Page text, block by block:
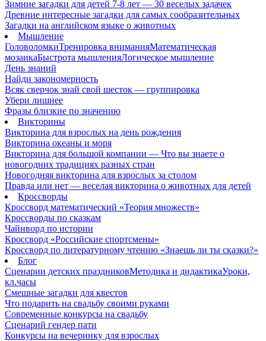
Зимние загадки для детей 7-8 лет — 30 веселых задачек
Древние интересные загадки для самых сообразительных
Загадки на английском языке о животных
Мышление
ГоловоломкиТренировка вниманияМатематическая
мозаикаБыстрота мышленияЛогическое мышление
День знаний
Найди закономерность
Всяк сверчок знай свой шесток — группировка
Убери лишнее
Фразы близкие по значению
Викторины
Викторина для взрослых на день рождения
Викторина океаны и моря
Викторина для большой компании — Что вы знаете о
новогодних традициях разных стран
Новогодняя викторина для взрослых за столом
Правда или нет — веселая викторина о животных для детей
Кроссворды
Кроссворд математический «Теория множеств»
Кроссворды по сказкам
Чайнворд по истории
Кроссворд «Российские спортсмены»
Кроссворд по литературному чтению «Знаешь ли ты сказки?»
Блог
Сценарии детских праздниковМетодика и дидактикаУроки,
кл.часы
Смешные загадки для квестов
Что подарить на свадьбу своими руками
Современные конкурсы на свадьбу
Сценарий гендер пати
Конкурсы на вечеринку для взрослых